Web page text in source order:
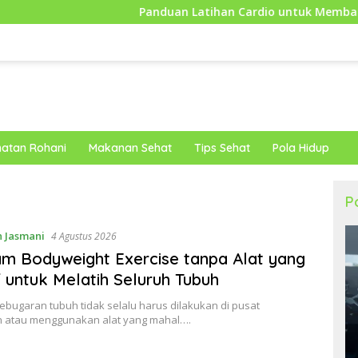
Panduan Latihan Cardio untuk Membantu Tubuh Lebih
Rohani Makanan Sehat Tips Sehat Pola Hidup
Jasmani 4 Agustus 2026
Bodyweight Exercise tanpa Alat yang
Melatih Seluruh Tubuh
tubuh tidak selalu harus dilakukan di pusat
atau menggunakan alat yang mahal….